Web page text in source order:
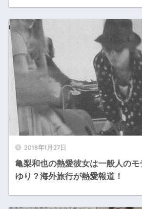
2018年1月27日
亀梨和也の熱愛彼女は一般人の
ゆり？海外旅行が熱愛報道！